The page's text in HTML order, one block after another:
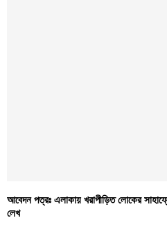
আবেদন পত্রঃ এলাকায় খরাপীড়িত লোকের
লেখ